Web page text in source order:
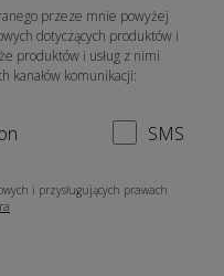
przeze mnie powyżej
dotyczących produktów i
produktów i usług z nimi
kanałów komunikacji:
SMS
i przysługujących prawach